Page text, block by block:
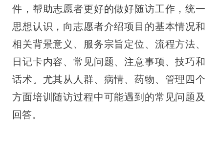
件，帮助志愿者更好的做好随访工作，统一
思想认识，向志愿者介绍项目的基本情况和
相关背景意义、服务宗旨定位、流程方法、
日记卡内容、常见问题、注意事项、技巧和
话术。尤其从人群、病情、药物、管理四个
方面培训随访过程中可能遇到的常见问题及
回答。